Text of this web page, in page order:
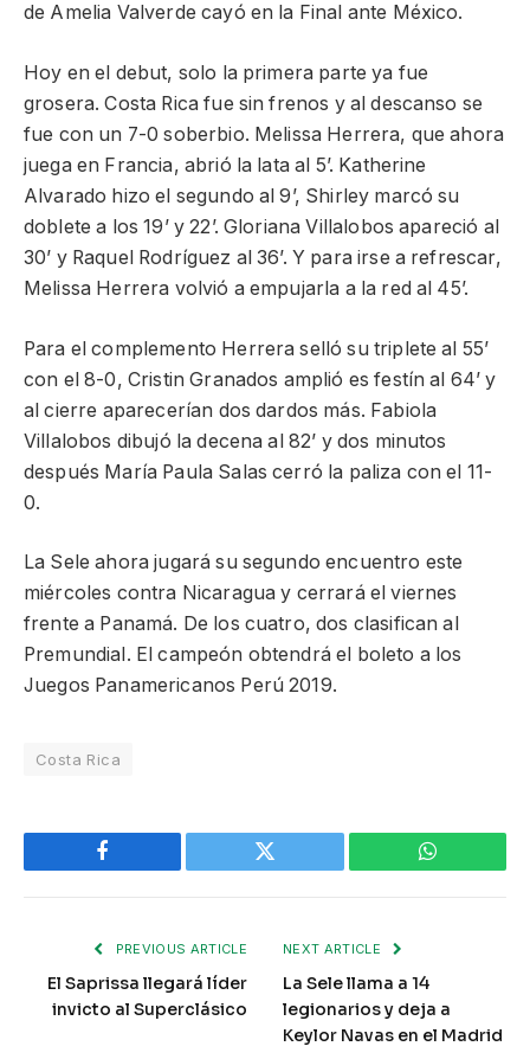
de Amelia Valverde cayó en la Final ante México.
Hoy en el debut, solo la primera parte ya fue
grosera. Costa Rica fue sin frenos y al descanso se
fue con un 7-0 soberbio. Melissa Herrera, que ahora
juega en Francia, abrió la lata al 5’. Katherine
Alvarado hizo el segundo al 9’, Shirley marcó su
doblete a los 19’ y 22’. Gloriana Villalobos apareció al
30’ y Raquel Rodríguez al 36’. Y para irse a refrescar,
Melissa Herrera volvió a empujarla a la red al 45’.
Para el complemento Herrera selló su triplete al 55’
con el 8-0, Cristin Granados amplió es festín al 64’ y
al cierre aparecerían dos dardos más. Fabiola
Villalobos dibujó la decena al 82’ y dos minutos
después María Paula Salas cerró la paliza con el 11-
0.
La Sele ahora jugará su segundo encuentro este
miércoles contra Nicaragua y cerrará el viernes
frente a Panamá. De los cuatro, dos clasifican al
Premundial. El campeón obtendrá el boleto a los
Juegos Panamericanos Perú 2019.
Costa Rica
Facebook Twitter WhatsApp
PREVIOUS ARTICLE
El Saprissa llegará líder
invicto al Superclásico
NEXT ARTICLE
La Sele llama a 14
legionarios y deja a
Keylor Navas en el Madrid